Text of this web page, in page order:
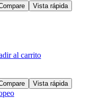
Vista rápida
al carrito
Vista rápida